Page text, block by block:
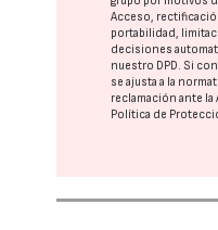
Acceso,
portabilidad,
decisiones
nuestro DPD. Si
se ajusta a la
reclamación ante la
Política de